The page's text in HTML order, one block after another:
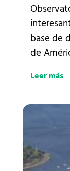
base de
de
Leer más